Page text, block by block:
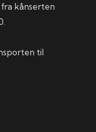
fra kånserten
til